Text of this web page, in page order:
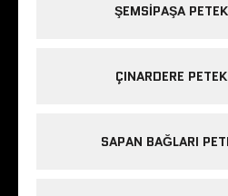
ŞEMSIPAŞA
ÇINARDERE
SAPAN BAĞLARI